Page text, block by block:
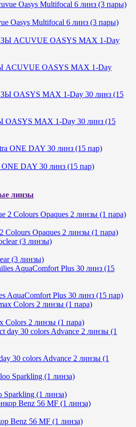
Oasys Multifocal 6 линз (3 пары)
OASYS MAX 1-Day
MAX 1-Day 30 линз (15
DAY 30 линз (15 пар)
линзы
Opaques 2 линзы (1 пара)
(3 линзы)
AquaComfort Plus 30 линз (15 пар)
Colors 2 линзы (1 пара)
30 colors Advance 2 линзы (1
(1 линза)
Benz 56 MF (1 линза)